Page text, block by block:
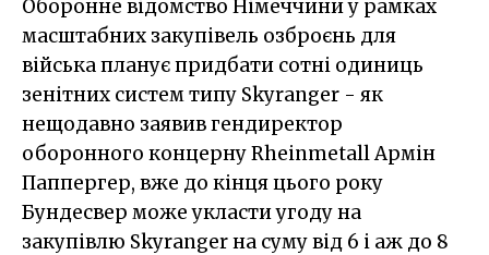
Оборонне відомство Німеччини у рамках
масштабних закупівель озброєнь для
війська планує придбати сотні одиниць
зенітних систем типу Skyranger - як
нещодавно заявив гендиректор
оборонного концерну Rheinmetall Армін
Паппергер, вже до кінця цього року
Бундесвер може укласти угоду на
закупівлю Skyranger на суму від 6 і аж до 8